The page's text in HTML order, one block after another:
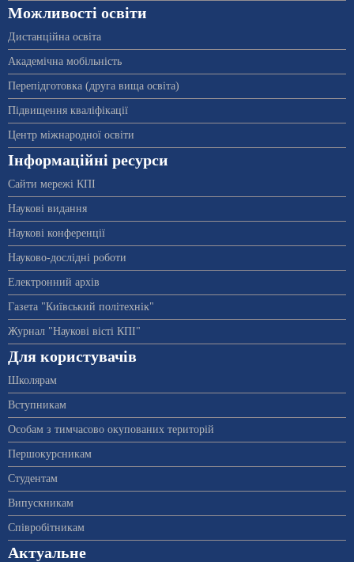
Можливості освіти
Дистанційна освіта
Академічна мобільність
Перепідготовка (друга вища освіта)
Підвищення кваліфікації
Центр міжнародної освіти
Інформаційні ресурси
Сайти мережі КПІ
Наукові видання
Наукові конференції
Науково-дослідні роботи
Електронний архів
Газета "Київський політехнік"
Журнал "Наукові вісті КПІ"
Для користувачів
Школярам
Вступникам
Особам з тимчасово окупованих територій
Першокурсникам
Студентам
Випускникам
Співробітникам
Актуальне